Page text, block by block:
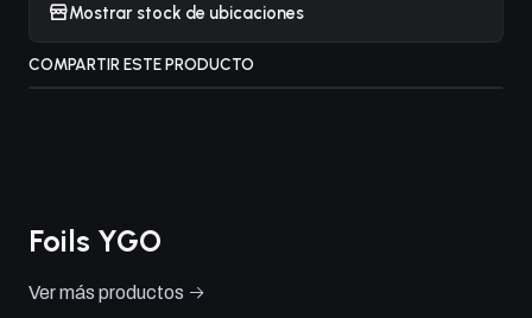
Mostrar stock de ubicaciones
COMPARTIR ESTE PRODUCTO
Foils YGO
Ver más productos